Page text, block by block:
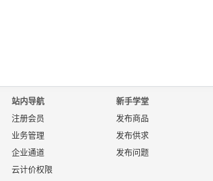
站内导航
注册会员
业务管理
企业通道
云计价权限
新手学堂
发布商品
发布供求
发布问题